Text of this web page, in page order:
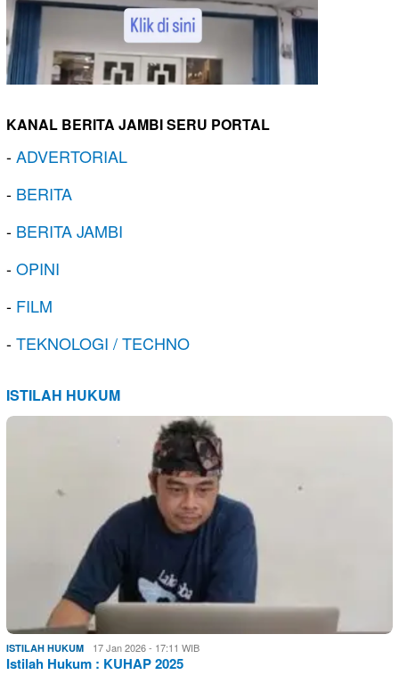
KANAL BERITA JAMBI SERU PORTAL
-ADVERTORIAL
- BERITA
- BERITA JAMBI
-OPINI
- FILM
-TEKNOLOGI / TECHNO
ISTILAH HUKUM
ISTILAH HUKUM 17 Jan 2026 - 17:11 WIB
Istilah Hukum : KUHAP 2025